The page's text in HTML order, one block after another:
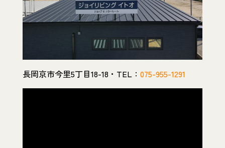
長岡京市今里5丁目18-18・TEL： 075-955-1291